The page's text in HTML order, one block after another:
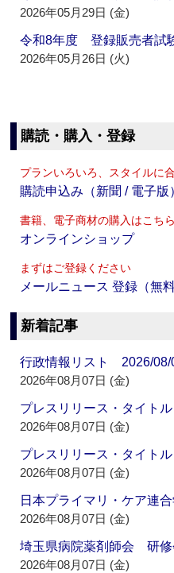
2026年05月29日 (金)
令和8年度 登録販売者
2026年05月26日 (火)
購読・購入・登録
プランいろいろ、スタイルに
購読申込み（新聞 / 電子版
書籍、電子商材の購入はこちら
オンラインショップ
まずはご登録ください
メールニュース 登録（無料
新着記事
行政情報リスト 2026/08/
2026年08月07日 (金)
プレスリリース・タイト
2026年08月07日 (金)
プレスリリース・タイト
2026年08月07日 (金)
日本プライマリ・ケア
2026年08月07日 (金)
埼玉県病院薬剤師会 研
2026年08月07日 (金)